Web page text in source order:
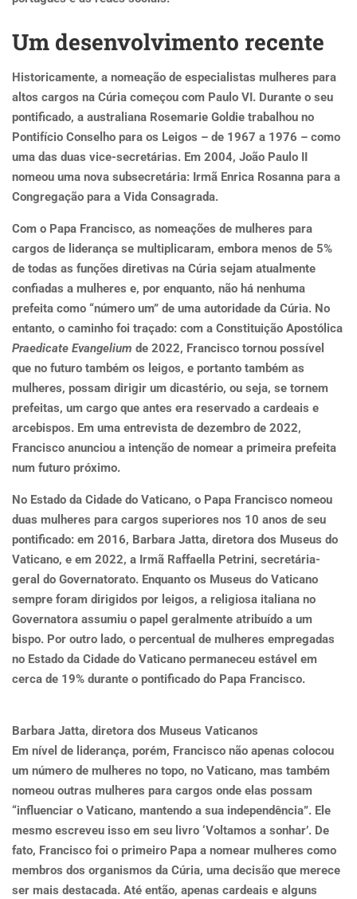
Um desenvolvimento recente
Historicamente, a nomeação de especialistas mulheres para
altos cargos na Cúria começou com Paulo VI. Durante o seu
pontificado, a australiana Rosemarie Goldie trabalhou no
Pontifício Conselho para os Leigos – de 1967 a 1976 – como
uma das duas vice-secretárias. Em 2004, João Paulo II
nomeou uma nova subsecretária: Irmã Enrica Rosanna para a
Congregação para a Vida Consagrada.
Com o Papa Francisco, as nomeações de mulheres para
cargos de liderança se multiplicaram, embora menos de 5%
de todas as funções diretivas na Cúria sejam atualmente
confiadas a mulheres e, por enquanto, não há nenhuma
prefeita como “número um” de uma autoridade da Cúria. No
entanto, o caminho foi traçado: com a Constituição Apostólica
Praedicate Evangelium de 2022, Francisco tornou possível
que no futuro também os leigos, e portanto também as
mulheres, possam dirigir um dicastério, ou seja, se tornem
prefeitas, um cargo que antes era reservado a cardeais e
arcebispos. Em uma entrevista de dezembro de 2022,
Francisco anunciou a intenção de nomear a primeira prefeita
num futuro próximo.
No Estado da Cidade do Vaticano, o Papa Francisco nomeou
duas mulheres para cargos superiores nos 10 anos de seu
pontificado: em 2016, Barbara Jatta, diretora dos Museus do
Vaticano, e em 2022, a Irmã Raffaella Petrini, secretária-
geral do Governatorato. Enquanto os Museus do Vaticano
sempre foram dirigidos por leigos, a religiosa italiana no
Governatora assumiu o papel geralmente atribuído a um
bispo. Por outro lado, o percentual de mulheres empregadas
no Estado da Cidade do Vaticano permaneceu estável em
cerca de 19% durante o pontificado do Papa Francisco.
Barbara Jatta, diretora dos Museus Vaticanos
Em nível de liderança, porém, Francisco não apenas colocou
um número de mulheres no topo, no Vaticano, mas também
nomeou outras mulheres para cargos onde elas possam
“influenciar o Vaticano, mantendo a sua independência”. Ele
mesmo escreveu isso em seu livro ‘Voltamos a sonhar’. De
fato, Francisco foi o primeiro Papa a nomear mulheres como
membros dos organismos da Cúria, uma decisão que merece
ser mais destacada. Até então, apenas cardeais e alguns